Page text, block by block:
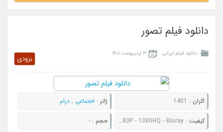
دانلود فیلم تصور
دانلود فیلم ایرانی ۳ اردیبهشت ۱۴۰۱
بزودی
اکران : 1401 ژانر : اجتماعی , درام
کیفیت :480P - 720P - 1080P - 1080HQ - Bluray حجم : -